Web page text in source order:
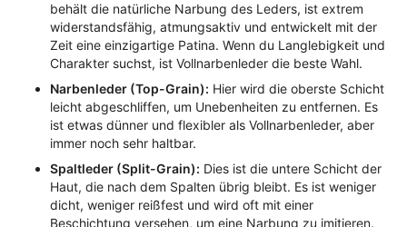
behält die natürliche Narbung des Leders, ist extrem
widerstandsfähig, atmungsaktiv und entwickelt mit der
Zeit eine einzigartige Patina. Wenn du Langlebigkeit und
Charakter suchst, ist Vollnarbenleder die beste Wahl.
Narbenleder (Top-Grain): Hier wird die oberste Schicht
leicht abgeschliffen, um Unebenheiten zu entfernen. Es
ist etwas dünner und flexibler als Vollnarbenleder, aber
immer noch sehr haltbar.
Spaltleder (Split-Grain): Dies ist die untere Schicht der
Haut, die nach dem Spalten übrig bleibt. Es ist weniger
dicht, weniger reißfest und wird oft mit einer
Beschichtung versehen, um eine Narbung zu imitieren.